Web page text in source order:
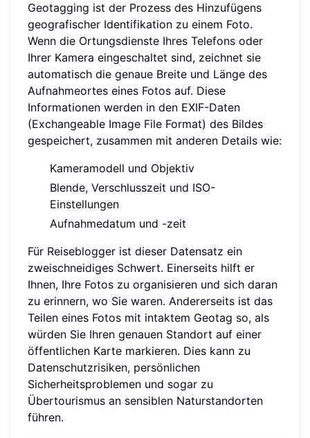
Geotagging ist der Prozess des Hinzufügens
geografischer Identifikation zu einem Foto.
Wenn die Ortungsdienste Ihres Telefons oder
Ihrer Kamera eingeschaltet sind, zeichnet sie
automatisch die genaue Breite und Länge des
Aufnahmeortes eines Fotos auf. Diese
Informationen werden in den EXIF-Daten
(Exchangeable Image File Format) des Bildes
gespeichert, zusammen mit anderen Details wie:
Kameramodell und Objektiv
Blende, Verschlusszeit und ISO-
Einstellungen
Aufnahmedatum und -zeit
Für Reiseblogger ist dieser Datensatz ein
zweischneidiges Schwert. Einerseits hilft er
Ihnen, Ihre Fotos zu organisieren und sich daran
zu erinnern, wo Sie waren. Andererseits ist das
Teilen eines Fotos mit intaktem Geotag so, als
würden Sie Ihren genauen Standort auf einer
öffentlichen Karte markieren. Dies kann zu
Datenschutzrisiken, persönlichen
Sicherheitsproblemen und sogar zu
Übertourismus an sensiblen Naturstandorten
führen.